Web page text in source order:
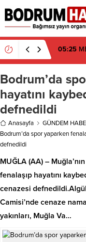
05:25
Bodrum’da
hayatını
defnedildi
Anasayfa
GÜNDEM
Bodrum’da spor yaparken
defnedildi
MUĞLA (AA) –
fenalaşıp hayatını
cenazesi
Camisi’nde cenaze
yakınları, Muğla Va…